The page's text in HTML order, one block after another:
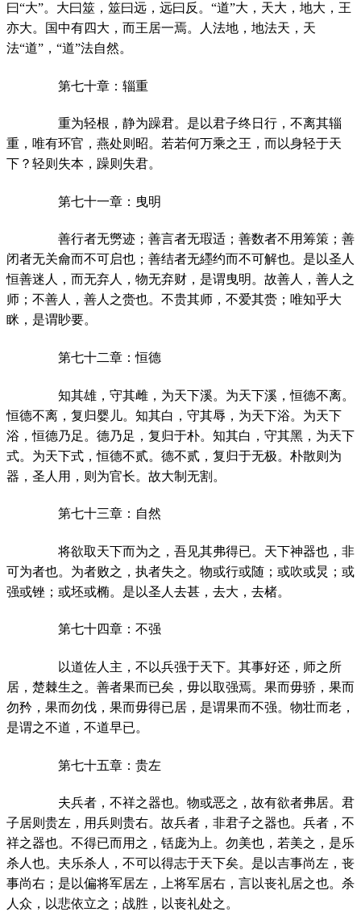
曰“大”。大曰筮，筮曰远，远曰反。“道”大，天大，地大，王
亦大。国中有四大，而王居一焉。人法地，地法天，天
法“道”，“道”法自然。
第七十章：辎重
重为轻根，静为躁君。是以君子终日行，不离其辎
重，唯有环官，燕处则昭。若若何万乘之王，而以身轻于天
下？轻则失本，躁则失君。
第七十一章：曳明
善行者无勶迹；善言者无瑕适；善数者不用筹策；善
闭者无关龠而不可启也；善结者无纆约而不可解也。是以圣人
恒善迷人，而无弃人，物无弃财，是谓曳明。故善人，善人之
师；不善人，善人之赍也。不贵其师，不爱其赍；唯知乎大
眯，是谓眇要。
第七十二章：恒德
知其雄，守其雌，为天下溪。为天下溪，恒德不离。
恒德不离，复归婴儿。知其白，守其辱，为天下浴。为天下
浴，恒德乃足。德乃足，复归于朴。知其白，守其黑，为天下
式。为天下式，恒德不贰。德不贰，复归于无极。朴散则为
器，圣人用，则为官长。故大制无割。
第七十三章：自然
将欲取天下而为之，吾见其弗得已。天下神器也，非
可为者也。为者败之，执者失之。物或行或随；或吹或炅；或
强或锉；或坯或椭。是以圣人去甚，去大，去楮。
第七十四章：不强
以道佐人主，不以兵强于天下。其事好还，师之所
居，楚棘生之。善者果而已矣，毋以取强焉。果而毋骄，果而
勿矜，果而勿伐，果而毋得已居，是谓果而不强。物壮而老，
是谓之不道，不道早已。
第七十五章：贵左
夫兵者，不祥之器也。物或恶之，故有欲者弗居。君
子居则贵左，用兵则贵右。故兵者，非君子之器也。兵者，不
祥之器也。不得已而用之，铦庞为上。勿美也，若美之，是乐
杀人也。夫乐杀人，不可以得志于天下矣。是以吉事尚左，丧
事尚右；是以偏将军居左，上将军居右，言以丧礼居之也。杀
人众，以悲依立之；战胜，以丧礼处之。